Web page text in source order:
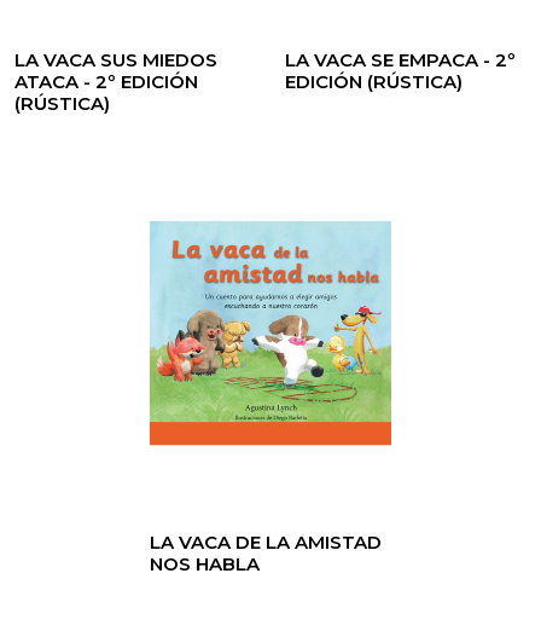
LA VACA SUS MIEDOS
ATACA - 2º EDICIÓN
(RÚSTICA)
LA VACA SE EMPACA - 2º
EDICIÓN (RÚSTICA)
LA VACA DE LA AMISTAD
NOS HABLA